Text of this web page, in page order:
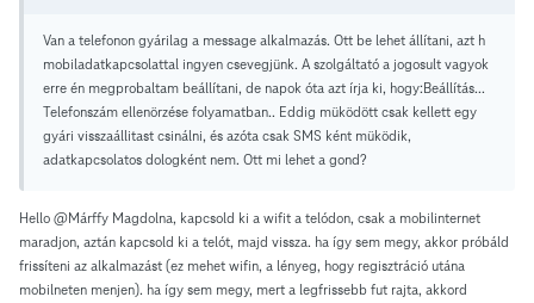
Van a telefonon gyárilag a message alkalmazás. Ott be lehet állítani, azt h
mobiladatkapcsolattal ingyen csevegjünk. A szolgáltató a jogosult vagyok
erre én megprobaltam beállítani, de napok óta azt írja ki, hogy:Beállítás...
Telefonszám ellenörzése folyamatban.. Eddig müködött csak kellett egy
gyári visszaállitast csinálni, és azóta csak SMS ként müködik,
adatkapcsolatos dologként nem. Ott mi lehet a gond?
Hello @Márffy Magdolna, kapcsold ki a wifit a telódon, csak a mobilinternet
maradjon, aztán kapcsold ki a telót, majd vissza. ha így sem megy, akkor próbáld
frissíteni az alkalmazást (ez mehet wifin, a lényeg, hogy regisztráció utána
mobilneten menjen). ha így sem megy, mert a legfrissebb fut rajta, akkord